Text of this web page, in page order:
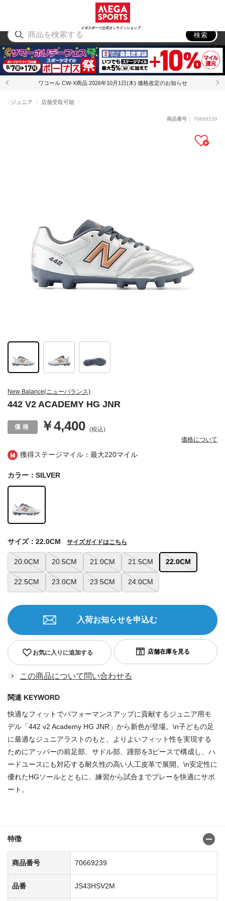
メガスポーツ公式オンラインショップ
アウトドア
検索
ワコール CW-X商品 2026年10月1日(木) 価格改定のお知らせ
獲得ステージマイル：最大220マイル
New Balance(ニューバランス)
442 V2 ACADEMY HG JNR
ジュニア 店舗受取可能
￥4,400 (税込)
価格について
商品番号： 70669239
カラー：SILVER
20.0CM 20.5CM 21.0CM 21.5CM 22.0CM
22.5CM 23.0CM 23.5CM 24.0CM
サイズ：22.0CM サイズガイドはこちら
お気に入りに追加する
入荷お知らせを申込む
この商品について問い合わせる
関連 KEYWORD
快適なフィットでパフォーマンスアップに貢献するジュニア用モ
デル「442 v2 Academy HG JNR」から新色が登場。\n子どもの足
に最適なジュニアラストのもと、よりよいフィット性を実現する
ためにアッパーの前足部、サドル部、踵部を3ピースで構成し、ハ
ードユースにも対応する耐久性の高い人工皮革で展開。\n安定性に
優れたHGソールとともに、練習から試合までプレーを快適にサポ
ート。
特徴
商品番号 70669239
品番 JS43HSV2M